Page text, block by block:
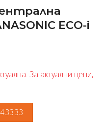
ECO-i
За актуални цени,